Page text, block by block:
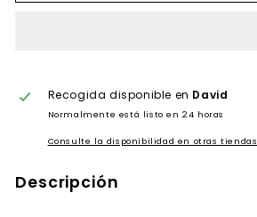
Recogida disponible en David
Normalmente está listo en 24 horas
Consulte la disponibilidad en otras tiendas
Descripción